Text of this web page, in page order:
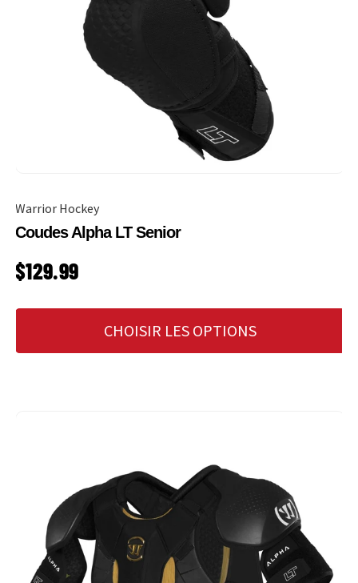
Warrior Hockey
Coudes Alpha LT Senior
PRIX HABITUEL
$129.99
CHOISIR LES OPTIONS